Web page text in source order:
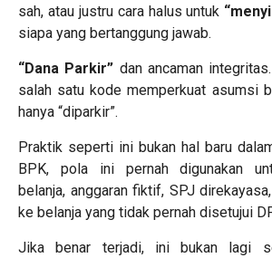
sah, atau justru cara halus untuk
siapa yang bertanggung jawab.
“Dana Parkir” dan ancaman
salah satu kode memperkuat asumsi
hanya “diparkir”.
Praktik seperti ini bukan hal baru
BPK, pola ini pernah digunakan
belanja, anggaran fiktif, SPJ
ke belanja yang tidak pernah disetujui
Jika benar terjadi, ini bukan lagi